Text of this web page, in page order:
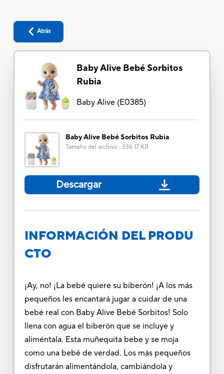
Atrás
Baby Alive Bebé Sorbitos
Rubia
Baby Alive(E0385)
Baby Alive Bebé Sorbitos Rubia
Tamaño del archivo: 336.17 KB
Descargar
INFORMACIÓN DEL PRODU
CTO
¡Ay, no! ¡La bebé quiere su biberón! ¡A los más
pequeños les encantará jugar a cuidar de una
bebé real con Baby Alive Bebé Sorbitos! Solo
llena con agua el biberón que se incluye y
aliméntala. Esta muñequita bebe y se moja
como una bebé de verdad. Los más pequeños
disfrutarán alimentándola, cambiándola y